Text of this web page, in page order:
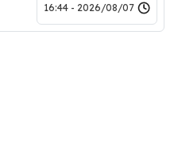
2026/08/07 - 16:44